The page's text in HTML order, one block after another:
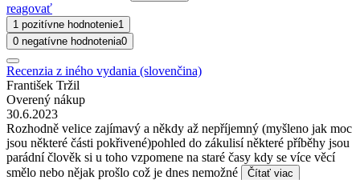
reagovať
1 pozitívne hodnotenie1
0 negatívne hodnotenia0
Recenzia z iného vydania (slovenčina)
František Tržil
Overený nákup
30.6.2023
Rozhodně velice zajímavý a někdy až nepříjemný (myšleno jak moc
jsou některé části pokřivené)pohled do zákulisí některé příběhy jsou
parádní člověk si u toho vzpomene na staré časy kdy se více věcí
smělo nebo nějak prošlo což je dnes nemožné
Čítať viac